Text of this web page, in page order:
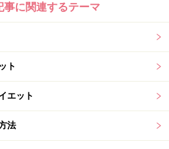
事に関連するテーマ
ト
エット
法